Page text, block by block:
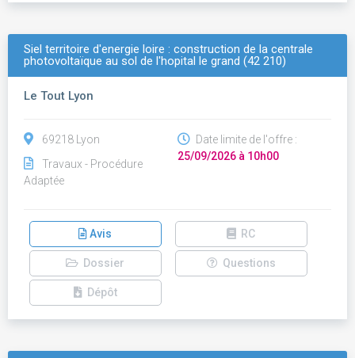
Siel territoire d'energie loire : construction de la centrale
photovoltaïque au sol de l'hopital le grand (42 210)
Le Tout Lyon
69218 Lyon
Travaux - Procédure
Adaptée
Date limite de l'offre :
25/09/2026 à 10h00
Avis RC
Dossier Questions
Dépôt